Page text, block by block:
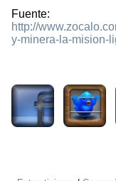
Fuente:
http://
y-minera-la-mision-